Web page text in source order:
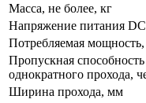
Масса, не более, кг
Напряжение питания
Потребляемая
Пропускная
однократного прохода,
Ширина прохода, мм